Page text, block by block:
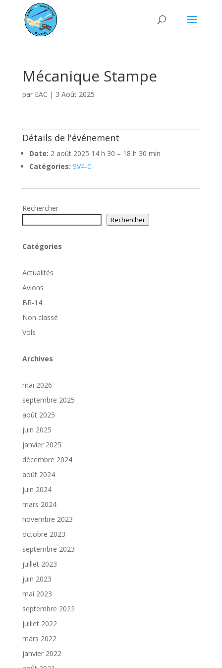
Mécanique Stampe
par EAC | 3 Août 2025
Détails de l'événement
Date: 2 août 2025 14 h 30 – 18 h 30 min
Catégories: SV4-C
Rechercher
Rechercher
Catégories
Actualités
Avions
BR-14
Non classé
Vols
Archives
mai 2026
septembre 2025
août 2025
juin 2025
janvier 2025
décembre 2024
août 2024
juin 2024
mars 2024
novembre 2023
octobre 2023
septembre 2023
juillet 2023
juin 2023
mai 2023
septembre 2022
juillet 2022
mars 2022
janvier 2022